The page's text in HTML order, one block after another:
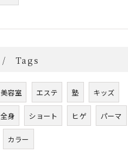
Tags
美容室 エステ 塾 キッズ
全身 ショート ヒゲ パーマ
カラー